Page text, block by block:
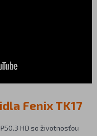
Fenix TK17
HD so životnosťou